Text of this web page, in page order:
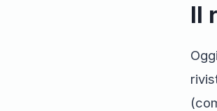
Il